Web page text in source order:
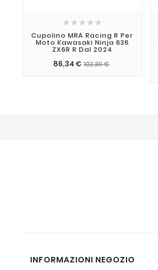
    
Cupolino MRA Racing R Per
Moto Kawasaki Ninja 636
ZX6R R Dal 2024
86,34 € 102,30 €
INFORMAZIONI NEGOZIO